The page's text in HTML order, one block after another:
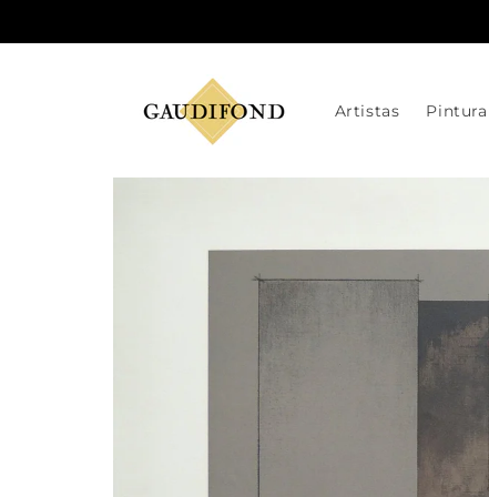
al contenido
Artistas Pintura
directamente